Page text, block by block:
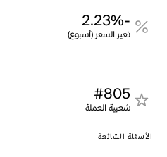
-2.23%
تغير السعر (أسبوع)
#805
شعبية العملة
الأسئلة الشائعة